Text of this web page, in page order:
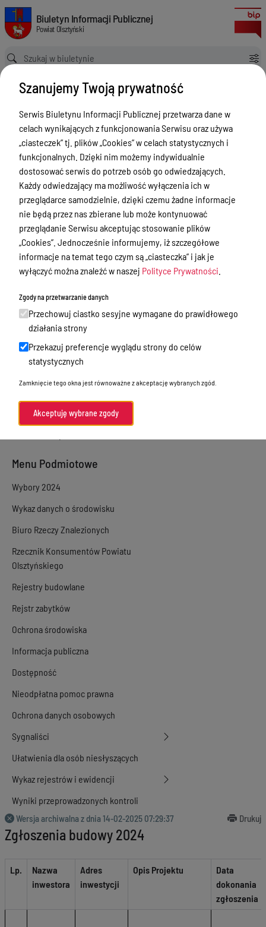
Zgłoszenia budowy 2024
Biuletyn Informacji Publicznej Powiat Olsztyński
Biuletyn Informacji Publicznej
Powiat Olsztyński
Ścieżka powrotu
Strona główna Rejestry budowlane Zgłoszenia budowy 2024
Rejestry budowlane
Menu Przedmiotowe
Kontakt i telefony w urzędzie
Ogłoszenia
Powiat Olsztyński
Rada Powiatu
Starostwo Powiatowe
Zbycie, użytkowanie wieczyste, najem,
dzierżawa, użyczenie
Sprawy załatwiane internetowo
Oświadczenia majątkowe
e-Puap/ e-Doręczenia
Akty prawne
Menu Podmiotowe
Wybory 2024
Wykaz danych o środowisku
Biuro Rzeczy Znalezionych
Rzecznik Konsumentów Powiatu
Olsztyńskiego
Rejestry budowlane
Rejstr zabytków
Ochrona środowiska
Informacja publiczna
Dostępność
Nieodpłatna pomoc prawna
Ochrona danych osobowych
Sygnaliści
Ułatwienia dla osób niesłyszących
Wykaz rejestrów i ewidencji
Wyniki przeprowadzonych kontroli
Wersja archiwalna z dnia 14-02-2025 07:29:37 Drukuj
Zgłoszenia budowy 2024
Lp.
Nazwa
inwestora
Adres
inwestycji
Opis Projektu
Data
dokonania
zgłoszenia
Szanujemy Twoją prywatność
Serwis Biuletynu Informacji Publicznej przetwarza dane w
celach wynikających z funkcjonowania Serwisu oraz używa
„ciasteczek” tj. plików „Cookies” w celach statystycznych i
funkcjonalnych. Dzięki nim możemy indywidualnie
dostosować serwis do potrzeb osób go odwiedzających.
Każdy odwiedzający ma możliwość wyłączenia ich w
przeglądarce samodzielnie, dzięki czemu żadne informacje
nie będą przez nas zbierane lub może kontynuować
przeglądanie Serwisu akceptując stosowanie plików
„Cookies”. Jednocześnie informujemy, iż szczegółowe
informacje na temat tego czym są „ciasteczka” i jak je
wyłączyć można znaleźć w naszej Polityce Prywatności
Zgody na przetwarzanie danych
Przechowuj ciastko sesyjne wymagane do prawidłowego
działania strony
Przekazuj preferencje wyglądu strony do celów
statystycznych
Zamknięcie tego okna jest równoważne z akceptację wybranych zgód.
Akceptuję wybrane zgody